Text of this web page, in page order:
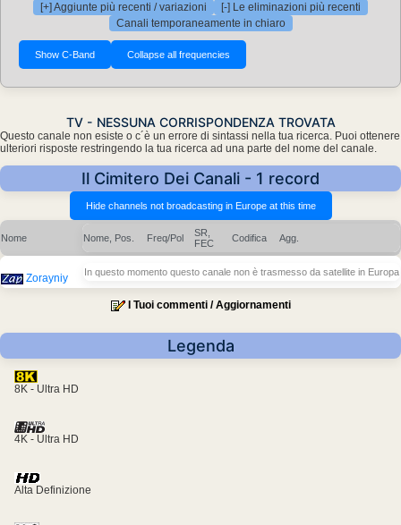
[+] Aggiunte più recenti / variazioni
[-] Le eliminazioni più recenti
Canali temporaneamente in chiaro
TV - NESSUNA CORRISPONDENZA TROVATA
Questo canale non esiste o c´è un errore di sintassi nella tua ricerca. Puoi ottenere
ulteriori risposte restringendo la tua ricerca ad una parte del nome del canale.
Il Cimitero Dei Canali - 1 record
Nome Nome, Pos. Freq/Pol
SR,
FEC
Codifica Agg.
Zorayniy In questo momento questo canale non è trasmesso da satellite in Europa
I Tuoi commenti / Aggiornamenti
Legenda
8K - Ultra HD
4K - Ultra HD
Alta Definizione